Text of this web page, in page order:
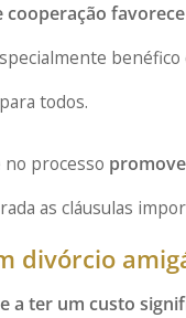
cooperação
todos.
no processo
as cláusulas
divórcio
a ter um custo